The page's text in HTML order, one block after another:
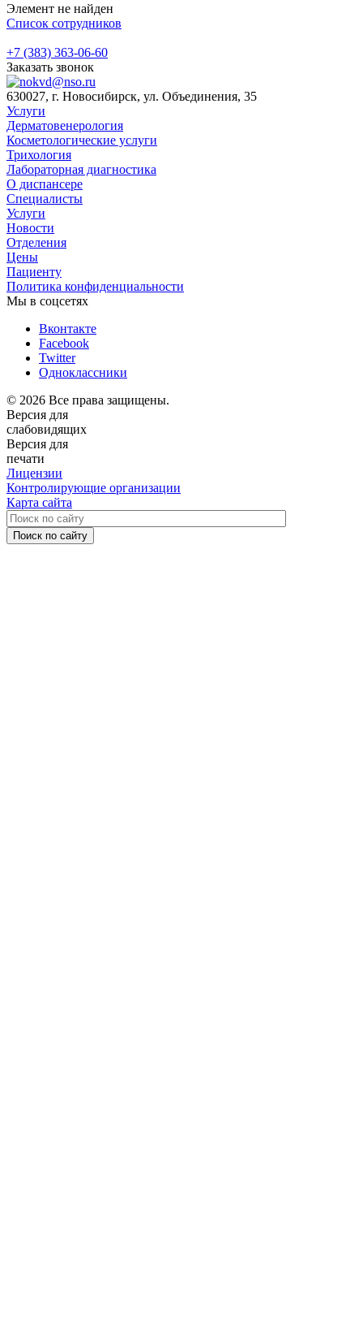
Элемент не найден
Список сотрудников
+7 (383) 363-06-60
Заказать звонок
630027, г. Новосибирск, ул. Объединения, 35
Услуги
Дерматовенерология
Косметологические услуги
Трихология
Лабораторная диагностика
О диспансере
Специалисты
Услуги
Новости
Отделения
Цены
Пациенту
Политика конфиденциальности
Мы в соцсетях
Вконтакте
Facebook
Twitter
Одноклассники
© 2026 Все права защищены.
Версия для
слабовидящих
Версия для
печати
Лицензии
Контролирующие организации
Карта сайта
Поиск по сайту